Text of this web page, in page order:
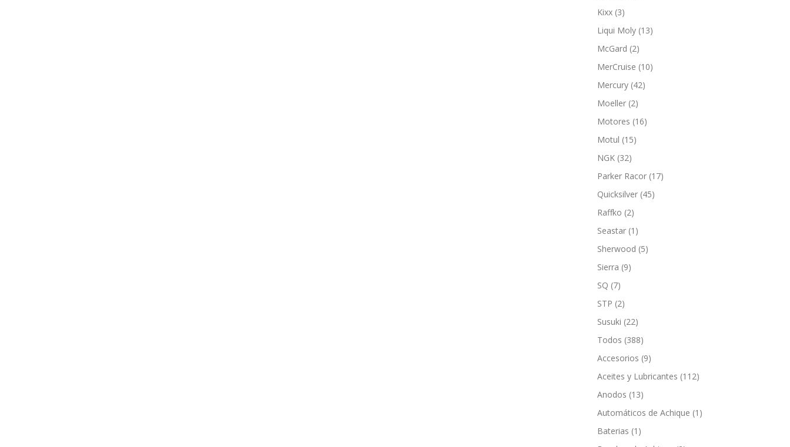
Kixx (3)
Liqui Moly (13)
McGard (2)
MerCruise (10)
Mercury (42)
Moeller (2)
Motores (16)
Motul (15)
NGK (32)
Parker Racor (17)
Quicksilver (45)
Raffko (2)
Seastar (1)
Sherwood (5)
Sierra (9)
SQ (7)
STP (2)
Susuki (22)
Todos (388)
Accesorios (9)
Aceites y Lubricantes (112)
Anodos (13)
Automáticos de Achique (1)
Baterias (1)